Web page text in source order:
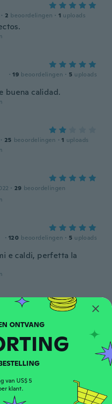
· 2 beoordelingen · 1 uploads
· 19 beoordelingen · 5 uploads
buena calidad.
· 25 beoordelingen · 1 uploads
· 29 beoordelingen
· 120 beoordelingen · 5 uploads
e caldi, perfetta la
beoordelingen · 734 uploads
aus angenehmen
ABONNEER EN ONTVANG
van US$ 5
klant.